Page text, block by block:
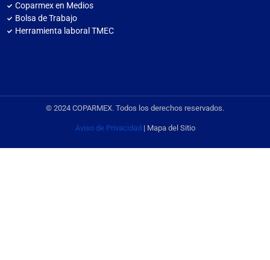
Coparmex en Medios
Bolsa de Trabajo
Herramienta laboral TMEC
© 2024 COPARMEX. Todos los derechos reservados.
Aviso de Privacidad | Mapa del Sitio